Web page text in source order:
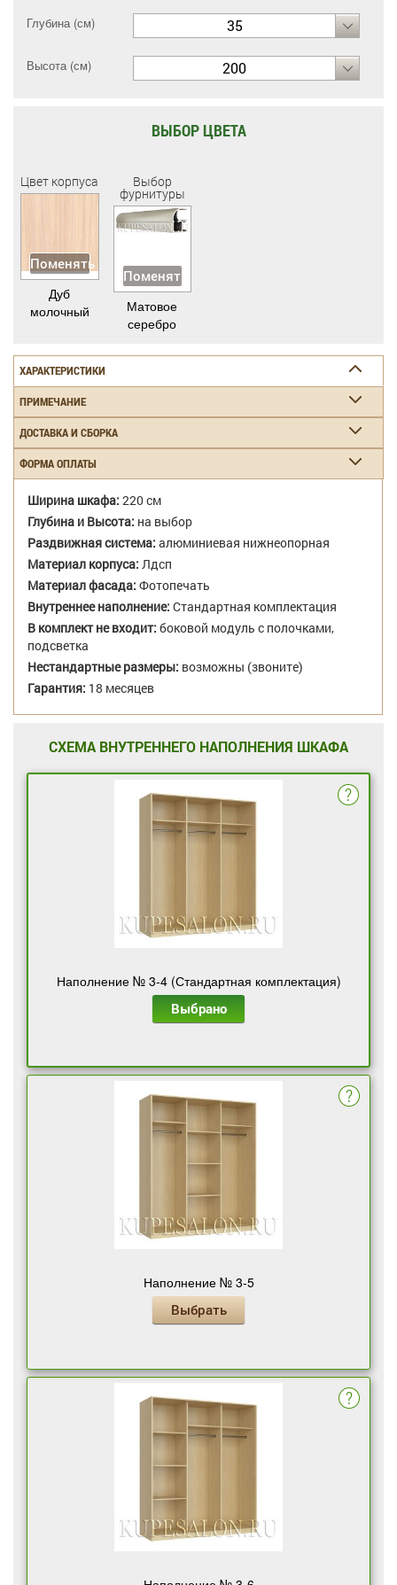
Глубина (см) 35
Высота (см) 200
ВЫБОР ЦВЕТА
Цвет корпуса
Поменять
Дуб
молочный
Выбор
фурнитуры
Поменять
Матовое
серебро
ХАРАКТЕРИСТИКИ
ПРИМЕЧАНИЕ
ДОСТАВКА И СБОРКА
ФОРМА ОПЛАТЫ
Ширина шкафа: 220 см
Глубина и Высота: на выбор
Раздвижная система: алюминиевая нижнеопорная
Материал корпуса: Лдсп
Материал фасада: Фотопечать
Внутреннее наполнение: Стандартная комплектация
В комплект не входит: боковой модуль с полочками,
подсветка
Нестандартные размеры: возможны (звоните)
Гарантия: 18 месяцев
СХЕМА ВНУТРЕННЕГО НАПОЛНЕНИЯ ШКАФА
Наполнение № 3-4 (Стандартная комплектация)
Выбрано
Наполнение № 3-5
Выбрать